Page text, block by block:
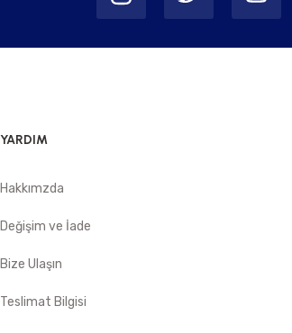
YARDIM
Hakkımzda
Değişim ve İade
Bize Ulaşın
Teslimat Bilgisi